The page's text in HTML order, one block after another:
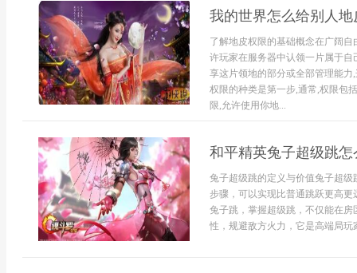
我的世界怎么给别人
了解地皮权限的基础概念在广阔
许玩家在服务器中认领一片属于
享这片领地的部分或全部管理能
权限的种类是第一步,通常,权限包
限,允许使用你地...
和平精英兔子超级跳
兔子超级跳的定义与价值兔子超
步骤，可以实现比普通跳跃更高
兔子跳，掌握超级跳，不仅能在
性，规避敌方火力，它是高端局玩